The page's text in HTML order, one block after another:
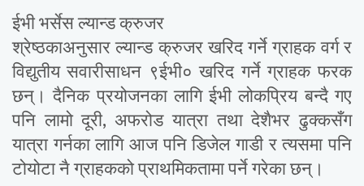
ईभी भर्सेस ल्यान्ड क्रुजर
श्रेष्ठकाअनुसार ल्यान्ड क्रुजर खरिद गर्ने ग्राहक वर्ग र
विद्युतीय सवारीसाधन ९ईभी० खरिद गर्ने ग्राहक फरक
छन्। दैनिक प्रयोजनका लागि ईभी लोकप्रिय बन्दै गए
पनि लामो दूरी, अफरोड यात्रा तथा देशैभर ढुक्कसँग
यात्रा गर्नका लागि आज पनि डिजेल गाडी र त्यसमा पनि
टोयोटा नै ग्राहकको प्राथमिकतामा पर्ने गरेका छन्।